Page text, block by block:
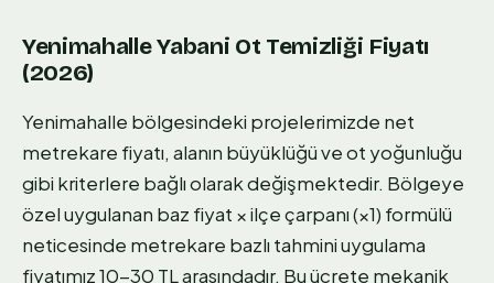
Yenimahalle Yabani Ot Temizliği Fiyatı
(2026)
Yenimahalle bölgesindeki projelerimizde net
metrekare fiyatı, alanın büyüklüğü ve ot yoğunluğu
gibi kriterlere bağlı olarak değişmektedir. Bölgeye
özel uygulanan baz fiyat × ilçe çarpanı (×1) formülü
neticesinde metrekare bazlı tahmini uygulama
fiyatımız 10-30 TL arasındadır. Bu ücrete mekanik